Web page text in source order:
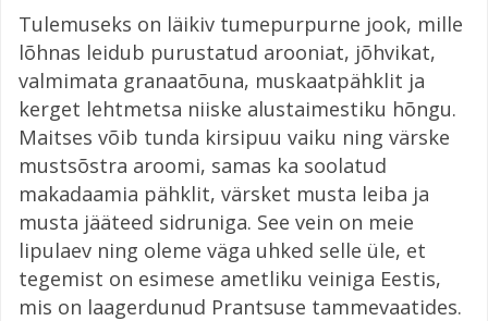
Tulemuseks on läikiv tumepurpurne jook, mille
lõhnas leidub purustatud arooniat, jõhvikat,
valmimata granaatõuna, muskaatpähklit ja
kerget lehtmetsa niiske alustaimestiku hõngu.
Maitses võib tunda kirsipuu vaiku ning värske
mustsõstra aroomi, samas ka soolatud
makadaamia pähklit, värsket musta leiba ja
musta jääteed sidruniga. See vein on meie
lipulaev ning oleme väga uhked selle üle, et
tegemist on esimese ametliku veiniga Eestis,
mis on laagerdunud Prantsuse tammevaatides.